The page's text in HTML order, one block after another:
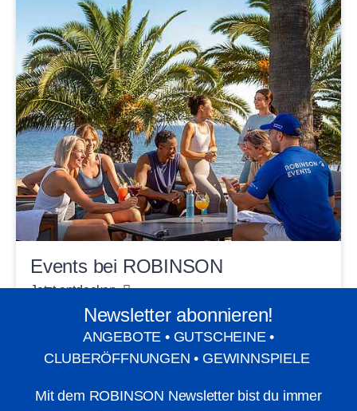
Events bei ROBINSON
Jetzt entdecken
Newsletter abonnieren!
ANGEBOTE • GUTSCHEINE •
CLUBERÖFFNUNGEN • GEWINNSPIELE
Mit dem ROBINSON Newsletter bist du immer